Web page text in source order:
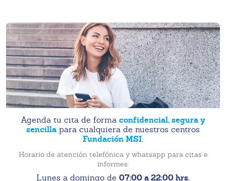
Agenda tu cita de forma confidencial, segura y
sencilla para cualquiera de nuestros centros
Fundación MSI.
Horario de atención telefónica y whatsapp para citas e
informes:
Lunes a domingo de 07:00 a 22:00 hrs.